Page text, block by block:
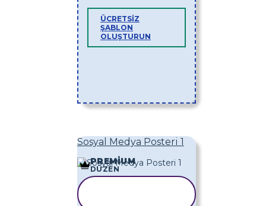
ÜCRETSIZ
ŞABLON
OLUŞTURUN
Sosyal Medya Posteri 1
PREMIUM
DÜZEN